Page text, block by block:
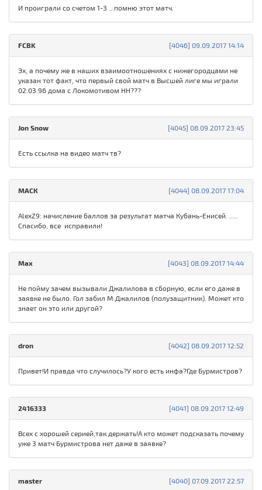
И проиграли со счетом 1-3 ...помню этот матч.
[4046] 09.09.2017 14:14
FCBK
Эх, а почему же в наших взаимоотношениях с нижегородцами не
указан тот факт, что первый свой матч в Высшей лиге мы играли
02.03.96 дома с Локомотивом НН???
[4045] 08.09.2017 23:45
Jon Snow
Есть ссылка на видео матч тв?
[4044] 08.09.2017 17:04
МАСК
AlexZ9: начисление баллов за результат матча Кубань-Енисей. .....
Спасибо, все исправили!
[4043] 08.09.2017 14:44
Max
Не пойму зачем вызывали Джалилова в сборную, если его даже в
заявке не было. Гол забил М.Джалилов (полузащитник). Может кто
знает он это или другой?
[4042] 08.09.2017 12:52
dron
Привет!И правда что случилось?У кого есть инфа?Где Бурмистров?
[4041] 08.09.2017 12:49
2416333
Всех с хорошей серией,так держать!А кто может подсказать почему
уже 3 матч Бурмистрова нет даже в заявке?
[4040] 07.09.2017 22:57
master